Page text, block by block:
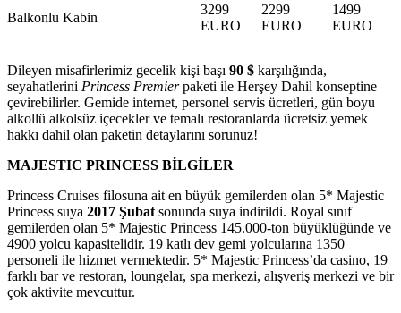
Balkonlu Kabin
3299
EURO
2299
EURO
1499
EURO
Dileyen misafirlerimiz gecelik kişi başı 90 $ karşılığında,
seyahatlerini Princess Premierpaketi ile Herşey Dahil konseptine
çevirebilirler. Gemide internet, personel servis ücretleri, gün boyu
alkollü alkolsüz içecekler ve temalı restoranlarda ücretsiz yemek
hakkı dahil olan paketin detaylarını sorunuz!
MAJESTIC PRINCESS BİLGİLER
Princess Cruises filosuna ait en büyük gemilerden olan 5* Majestic
Princess suya 2017 Şubat sonunda suya indirildi. Royal sınıf
gemilerden olan 5* Majestic Princess 145.000-ton büyüklüğünde ve
4900 yolcu kapasitelidir. 19 katlı dev gemi yolcularına 1350
personeli ile hizmet vermektedir. 5* Majestic Princess’da casino, 19
farklı bar ve restoran, loungelar, spa merkezi, alışveriş merkezi ve bir
çok aktivite mevcuttur.